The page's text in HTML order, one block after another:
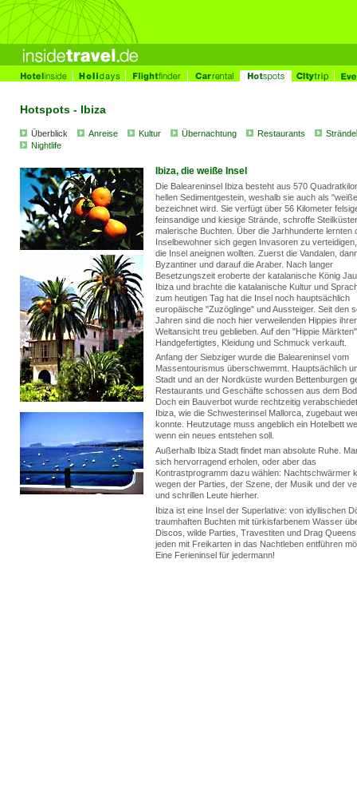
Hotspots - Ibiza
Überblick Anreise Kultur Übernachtung Restaurants
Strände
Nightlife
Ibiza, die weiße Insel
Die Baleareninsel Ibiza besteht aus 570
hellen Sedimentgestein, weshalb sie auch als
bezeichnet wird. Sie verfügt über 56 Kilometer
feinsandige und kiesige Strände, schroffe
malerische Buchten. Über die Jarhhunderte lernten
Inselbewohner sich gegen Invasoren zu
die Insel aneignen wollten. Zuerst die Vandalen,
Byzantiner und darauf die Araber. Nach langer
Besetzungszeit eroberte der katalanische König
Ibiza und brachte die katalanische Kultur und
zum heutigen Tag hat die Insel noch hauptsächlich
europäische "Zuzöglinge" und Aussteiger. Seit den
Jahren sind die noch hier verweilenden Hippies ihrer
Weltansicht treu geblieben. Auf den "Hippie
Handgefertigtes, Kleidung und Schmuck verkauft.
Anfang der Siebziger wurde die Baleareninsel vom
Massentourismus überschwemmt. Hauptsächlich
Stadt und an der Nordküste wurden Bettenburgen
Restaurants und Geschäfte schossen aus dem
Doch ein Bauverbot wurde rechtzeitig
Ibiza, wie die Schwesterinsel Mallorca, zugebaut
konnte. Heutzutage muss angeblich ein Hotelbett
wenn ein neues entstehen soll.
Außerhalb Ibiza Stadt findet man absolute Ruhe.
sich hervorragend erholen, oder aber das
Kontrastprogramm dazu wählen: Nachtschwärmer
wegen der Parties, der Szene, der Musik und der
und schrillen Leute hierher.
Ibiza ist eine Insel der Superlative: von idyllischen
traumhaften Buchten mit türkisfarbenem Wasser
Discos, wilde Parties, Travestiten und Drag
jeden mit Freikarten in das Nachtleben entführen
Eine Ferieninsel für jedermann!